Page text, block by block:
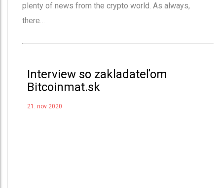
plenty of news from the crypto world. As always,
there…
Interview so zakladateľom
Bitcoinmat.sk
21. nov 2020